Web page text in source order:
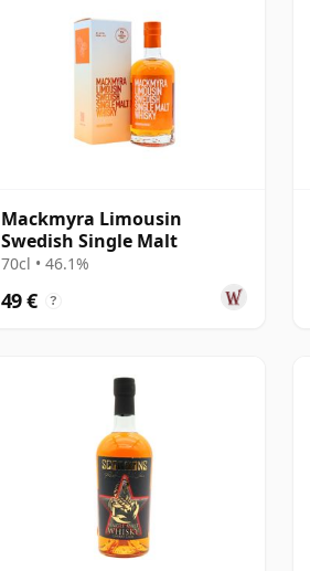
Mackmyra Limousin
Swedish Single Malt
70cl • 46.1%
49 € ?